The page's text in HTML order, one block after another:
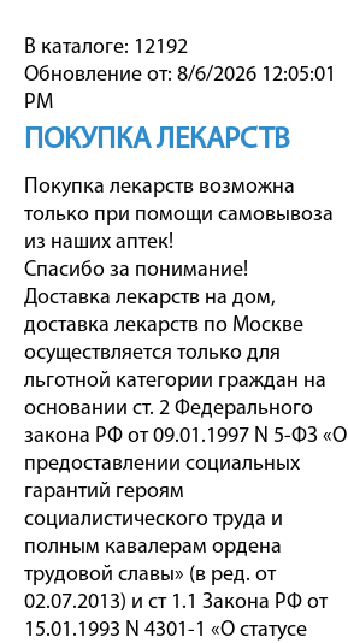
В каталоге: 12192
Обновление от: 8/6/2026 12:05:01
PM
ПОКУПКА ЛЕКАРСТВ
Покупка лекарств возможна
только при помощи самовывоза
из наших аптек!
Спасибо за понимание!
Доставка лекарств на дом,
доставка лекарств по Москве
осуществляется только для
льготной категории граждан на
основании ст. 2 Федерального
закона РФ от 09.01.1997 N 5-ФЗ «О
предоставлении социальных
гарантий героям
социалистического труда и
полным кавалерам ордена
трудовой славы» (в ред. от
02.07.2013) и ст 1.1 Закона РФ от
15.01.1993 N 4301-1 «О статусе